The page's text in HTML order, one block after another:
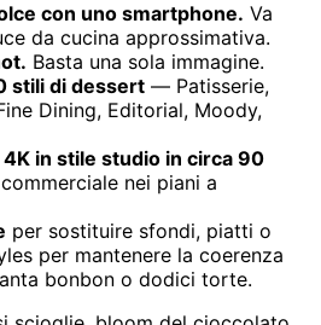
con uno smartphone. Va
da cucina approssimativa.
Basta una sola immagine.
stili di dessert — Patisserie,
Dining, Editorial, Moody,
in stile studio in circa 90
nei piani a
per sostituire sfondi, piatti o
per mantenere la coerenza
bonbon o dodici torte.